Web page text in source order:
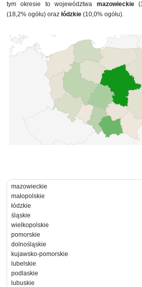
tym okresie to województwa mazowieckie
(18,2% ogółu) oraz łódzkie (10,0% ogółu).
mazowieckie
małopolskie
łódzkie
śląskie
wielkopolskie
pomorskie
dolnośląskie
kujawsko-pomorskie
lubelskie
podlaskie
lubuskie